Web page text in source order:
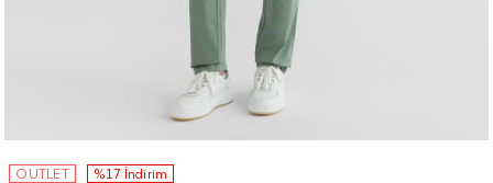
OUTLET %17 İndirim